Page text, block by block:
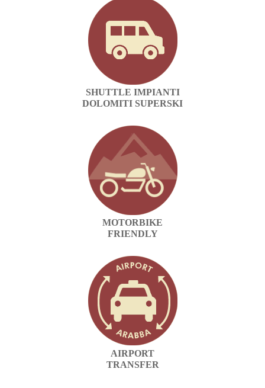
AMICI MOTOCICLISTI
SHUTTLE IMPIANTI
DOLOMITI SUPERSKI
MOTORBIKE
FRIENDLY
AIRPORT
TRANSFER